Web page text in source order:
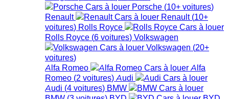
Porsche (10+ voitures)
Renault
Renault (10+
voitures) Rolls Royce
Rolls Royce (6 voitures) Volkswagen
Volkswagen (20+
voitures)
Alfa Romeo
Alfa
Romeo (2 voitures) Audi
Audi (4 voitures) BMW